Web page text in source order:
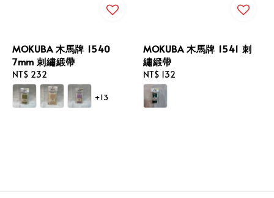
MOKUBA 木馬牌 1540
7mm 刺繡緞帶
Regular
price
NT$ 232
+13
MOKUBA 木馬牌 1541 刺
繡緞帶
Regular
price
NT$ 132